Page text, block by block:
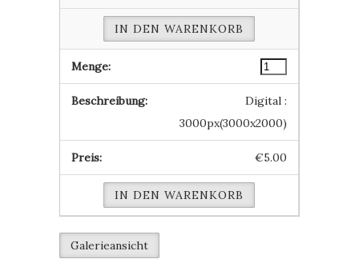
IN DEN WARENKORB
Digital :
3000px(3000x2000)
€5.00
IN DEN WARENKORB
Galerieansicht